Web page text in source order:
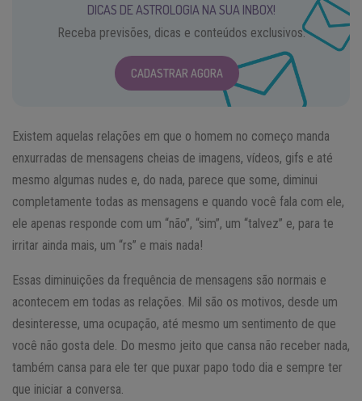
DICAS DE ASTROLOGIA NA SUA INBOX!
Receba previsões, dicas e conteúdos exclusivos.
CADASTRAR AGORA
Existem aquelas relações em que o homem no começo manda
enxurradas de mensagens cheias de imagens, vídeos, gifs e até
mesmo algumas nudes e, do nada, parece que some, diminui
completamente todas as mensagens e quando você fala com ele,
ele apenas responde com um “não”, “sim”, um “talvez” e, para te
irritar ainda mais, um “rs” e mais nada!
Essas diminuições da frequência de mensagens são normais e
acontecem em todas as relações. Mil são os motivos, desde um
desinteresse, uma ocupação, até mesmo um sentimento de que
você não gosta dele. Do mesmo jeito que cansa não receber nada,
também cansa para ele ter que puxar papo todo dia e sempre ter
que iniciar a conversa.